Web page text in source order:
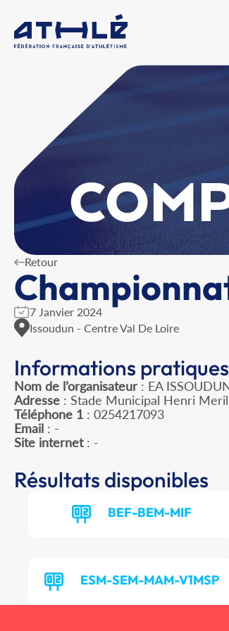
Retour
7 Janvier 2024
Issoudun - Centre Val De Loire
Informations pratiques
Nom de l’organisateur : EA
Adresse : Stade Municipal Henri
Téléphone 1 : 0254217093
Email : -
Site internet: -
Résultats disponibles
BEF-BEM-MIF
ESM-SEM-MAM-V1MSP